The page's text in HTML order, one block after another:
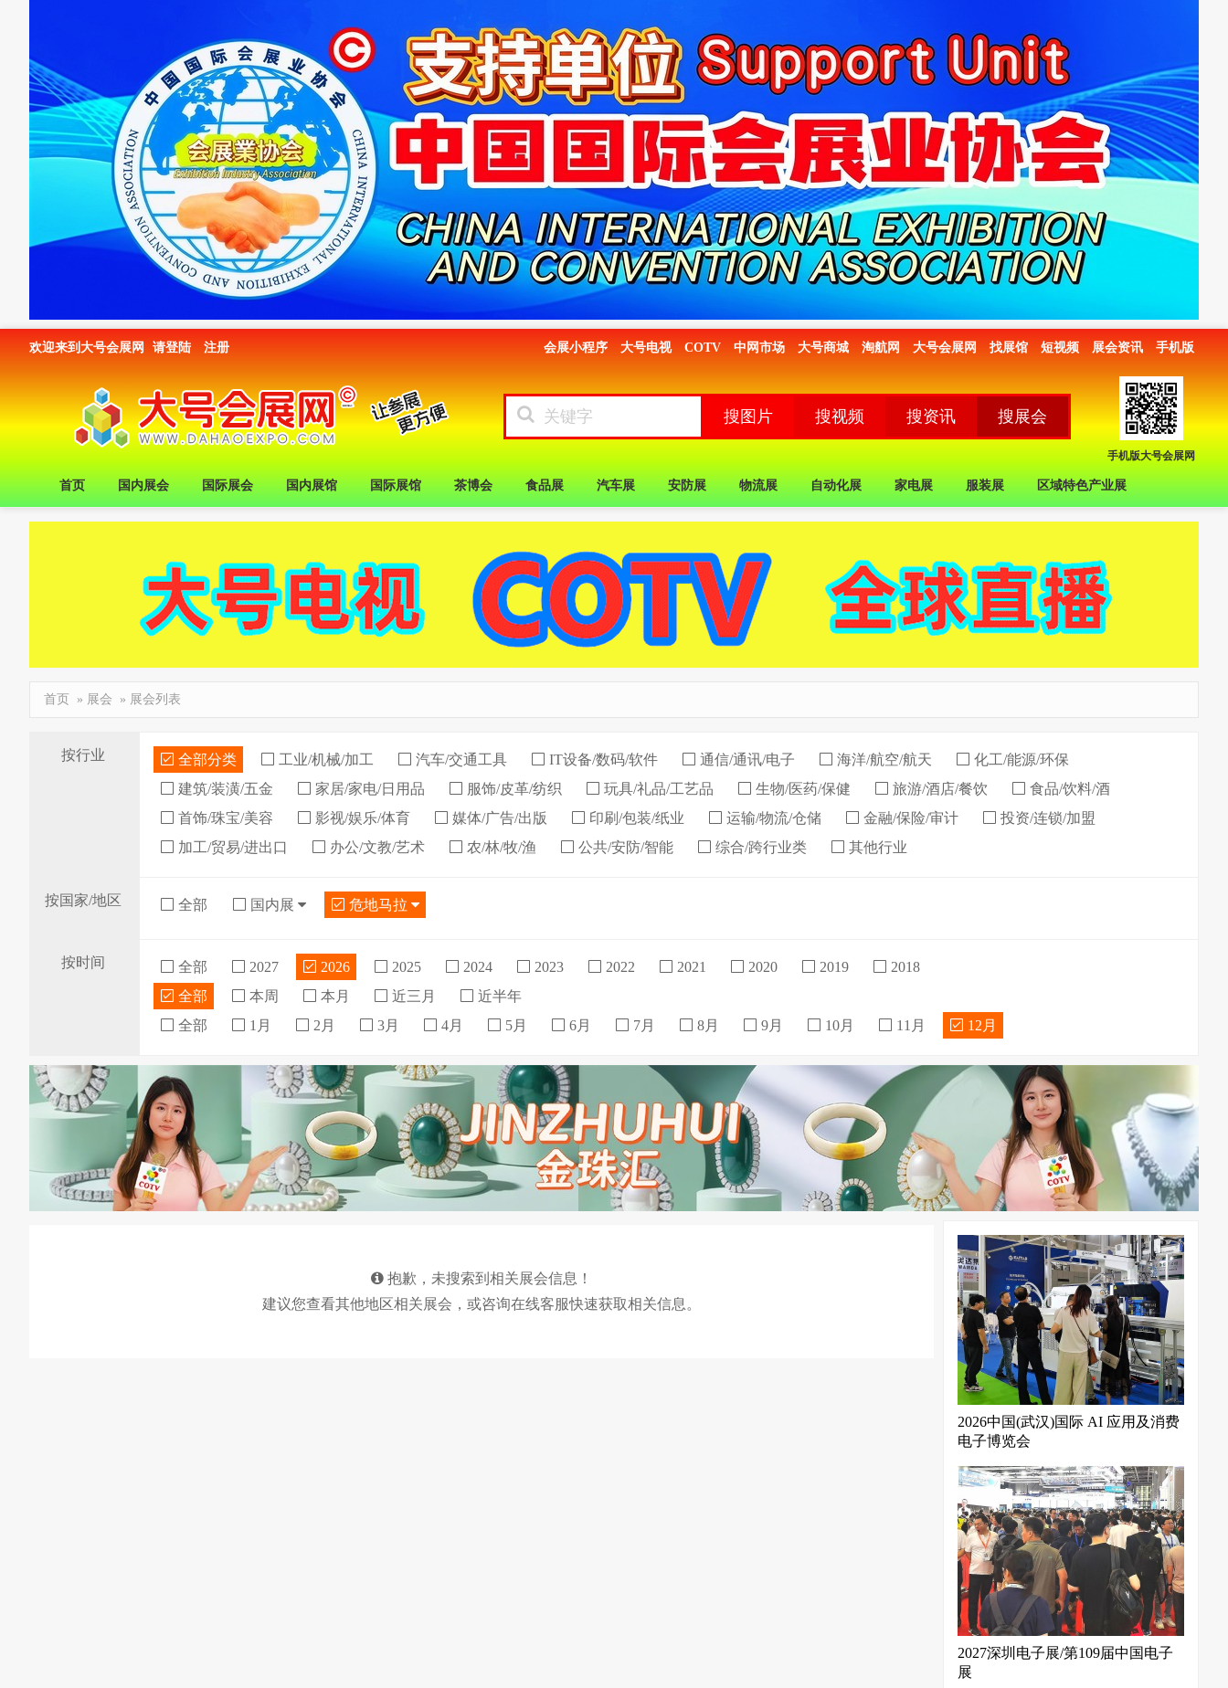
欢迎来到大号会展网 请登陆 注册 会展小程序 大号电视 COTV 中网市场 大号商城 淘航网 大号会展网 找展馆 短视频 展会资讯 手机版
手机版大号会展网
首页 国内展会 国际展会 国内展馆 国际展馆 茶博会 食品展 汽车展 安防展 物流展 自动化展 家电展 服装展 区域特色产业展
首页 » 展会 » 展会列表
按行业 全部分类 工业/机械/加工 汽车/交通工具 IT设备/数码/软件 通信/通讯/电子 海洋/航空/航天
化工/能源/环保
建筑/装潢/五金
家居/家电/日用品 服饰/皮革/纺织 玩具/礼品/工艺品 生物/医药/保健 旅游/酒店/餐饮
食品/饮料/酒
首饰/珠宝/美容
影视/娱乐/体育 媒体/广告/出版 印刷/包装/纸业 运输/物流/仓储 金融/保险/审计
投资/连锁/加盟
加工/贸易/进出口
办公/文教/艺术 农/林/牧/渔 公共/安防/智能 综合/跨行业类 其他行业
按国家/地区 全部 国内展 危地马拉
按时间 全部 2027 2026 2025 2024 2023 2022 2021 2020 2019
2018
全部
本周 本月 近三月
近半年
全部
1月 2月 3月 4月 5月 6月 7月 8月 9月 10月 11月 12月
抱歉，未搜索到相关展会信息！
建议您查看其他地区相关展会，或咨询在线客服快速获取相关信息。
2026中国(武汉)国际 AI 应用及消费
电子博览会
2027深圳电子展/第109届中国电子
展